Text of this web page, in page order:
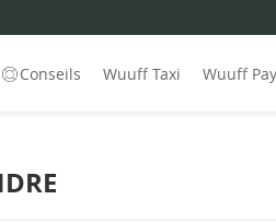
Conseils Wuuff Taxi Wuuff Pay